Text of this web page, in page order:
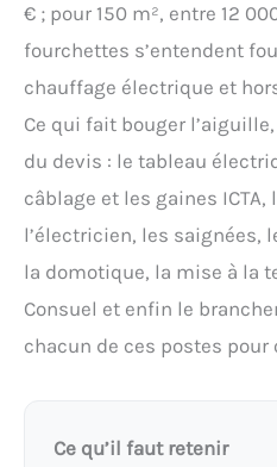
€ ; pour 150 m², entre 12
fourchettes s’entendent
chauffage électrique et
Ce qui fait bouger
du devis : le tableau
câblage et les gaines
l’électricien, les saignées,
la domotique, la mise à la
Consuel et enfin le
chacun de ces postes
Ce qu’il faut retenir